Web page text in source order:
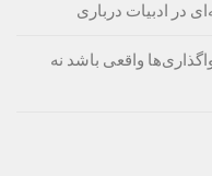
در ادبیات درباری
واقعی باشد نه